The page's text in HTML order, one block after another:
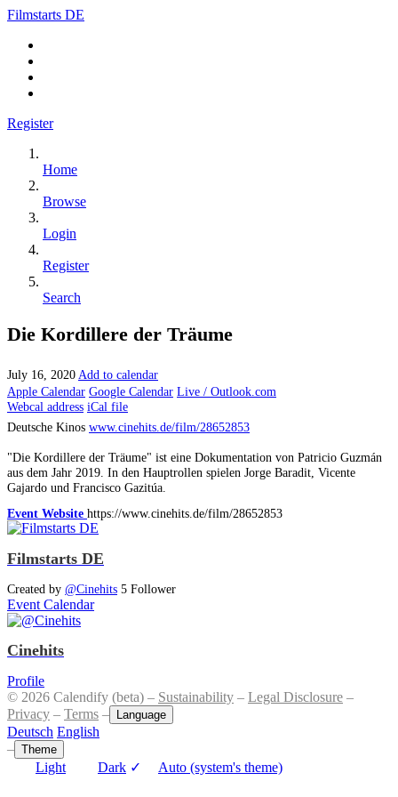
Filmstarts DE
Register
Home
Browse
Login
Register
Search
Die Kordillere der Träume
July 16, 2020 Add to calendar
Apple Calendar Google Calendar Live / Outlook.com
Webcal address iCal file
Deutsche Kinos www.cinehits.de/film/28652853
"Die Kordillere der Träume" ist eine Dokumentation von Patricio Guzmán
aus dem Jahr 2019. In den Hauptrollen spielen Jorge Baradit, Vicente
Gajardo und Francisco Gazitúa.
Event Website https://www.cinehits.de/film/28652853
Filmstarts DE
Created by @Cinehits 5 Follower
Event Calendar
Cinehits
Profile
© 2026 Calendify (beta) – Sustainability – Legal Disclosure –
Privacy – Terms – Language
Deutsch English
– Theme
Light Dark ✓ Auto (system's theme)